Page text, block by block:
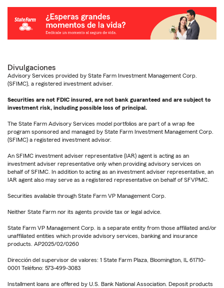
Divulgaciones
Advisory Services provided by State Farm Investment Management Corp.
(SFIMC), a registered investment adviser.
Securities are not FDIC insured, are not bank guaranteed and are subject to
investment risk, including possible loss of principal.
The State Farm Advisory Services model portfolios are part of a wrap fee
program sponsored and managed by State Farm Investment Management Corp.
(SFIMC) a registered investment advisor.
An SFIMC investment adviser representative (IAR) agent is acting as an
investment adviser representative only when providing advisory services on
behalf of SFIMC. In addition to acting as an investment adviser representative, an
IAR agent also may serve as a registered representative on behalf of SFVPMC.
Securities available through State Farm VP Management Corp.
Neither State Farm nor its agents provide tax or legal advice.
State Farm VP Management Corp. is a separate entity from those affiliated and/or
unaffiliated entities which provide advisory services, banking and insurance
products. AP2025/02/0260
Dirección del supervisor de valores: 1 State Farm Plaza, Bloomington, IL 61710-
0001 Teléfono: 573-499-3083
Installment loans are offered by U.S. Bank National Association. Deposit products